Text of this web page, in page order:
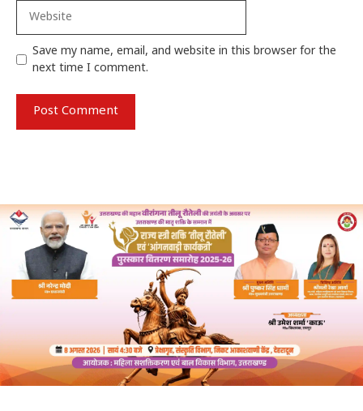
Website
Save my name, email, and website in this browser for the
next time I comment.